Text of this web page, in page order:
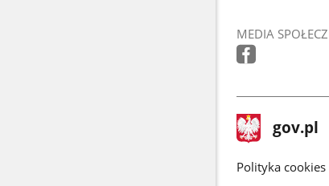
MEDIA
stopka
gov.pl Strona
gov.pl
gov.pl
Polityka cookies